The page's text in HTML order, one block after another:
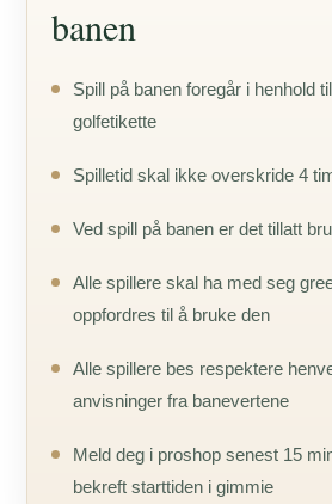
banen
Spill på banen foregår i henhold
golfetikette
Spilletid skal ikke overskride 4
Ved spill på banen er det tillatt
Alle spillere skal ha med seg
oppfordres til å bruke den
Alle spillere bes respektere
anvisninger fra banevertene
Meld deg i proshop senest 15
bekreft starttiden i gimmie